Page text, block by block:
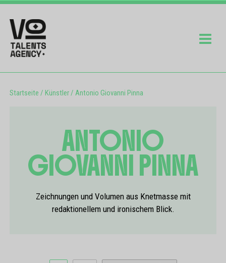
Startseite / Künstler/ Antonio Giovanni Pinna
ANTONIO
GIOVANNI PINNA
Zeichnungen und Volumen aus Knetmasse mit
redaktionellem und ironischem Blick.